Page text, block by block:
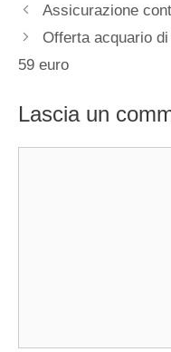
Assicurazione
Offerta acquario
59 euro
Lascia un